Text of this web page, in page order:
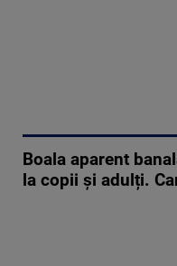
Boala aparent
la copii și adulți.